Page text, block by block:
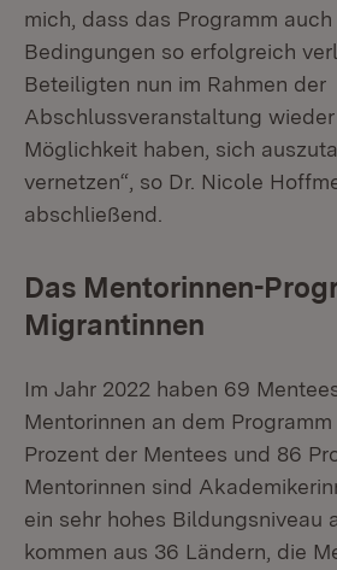
mich, dass das Programm
Bedingungen so erfolgreich
Beteiligten nun im Rahmen der
Abschlussveranstaltung
Möglichkeit haben, sich
vernetzen“, so Dr. Nicole
abschließend.
Das Mentorinnen-
Migrantinnen
Im Jahr 2022 haben 69
Mentorinnen an dem
Prozent der Mentees und 86
Mentorinnen sind
ein sehr hohes Bildungsniveau
kommen aus 36 Ländern, die